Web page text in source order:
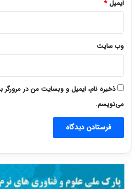
ایمیل*
وب‌ سایت
ذخیره نام، ایمیل و وبسایت من در مرورگر
می‌نویسم.